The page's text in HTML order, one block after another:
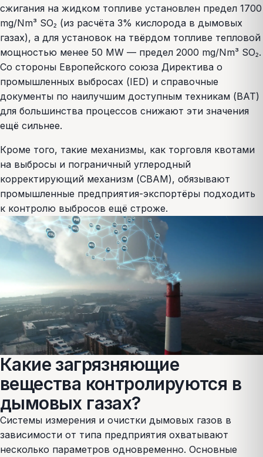
сжигания на жидком топливе установлен предел 1700
mg/Nm³ SO₂ (из расчёта 3% кислорода в дымовых
газах), а для установок на твёрдом топливе тепловой
мощностью менее 50 MW — предел 2000 mg/Nm³ SO₂.
Со стороны Европейского союза Директива о
промышленных выбросах (IED) и справочные
документы по наилучшим доступным техникам (BAT)
для большинства процессов снижают эти значения
ещё сильнее.
Кроме того, такие механизмы, как торговля квотами
на выбросы и пограничный углеродный
корректирующий механизм (CBAM), обязывают
промышленные предприятия-экспортёры подходить
к контролю выбросов ещё строже.
Какие загрязняющие
вещества контролируются в
дымовых газах?
Системы измерения и очистки дымовых газов в
зависимости от типа предприятия охватывают
несколько параметров одновременно. Основные